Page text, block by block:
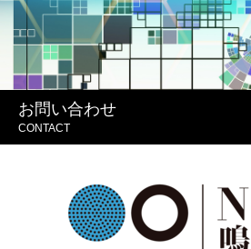
お問い合わせ
CONTACT